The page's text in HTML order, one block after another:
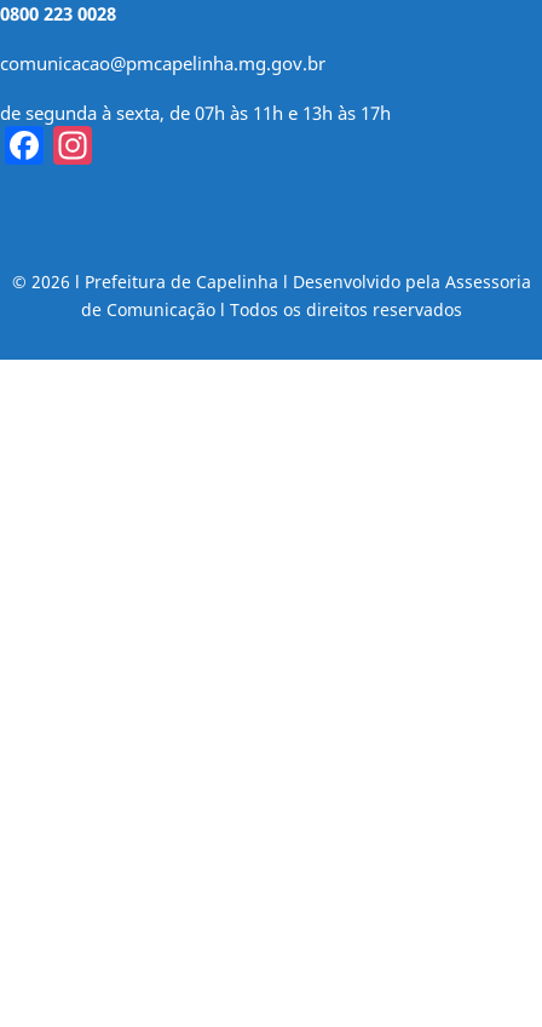
0800 223 0028
comunicacao@pmcapelinha.mg.gov.br
de segunda à sexta, de 07h às 11h e 13h às 17h
Facebook
© 2026 l Prefeitura de Capelinha l Desenvolvido pela Assessoria
de Comunicação l Todos os direitos reservados